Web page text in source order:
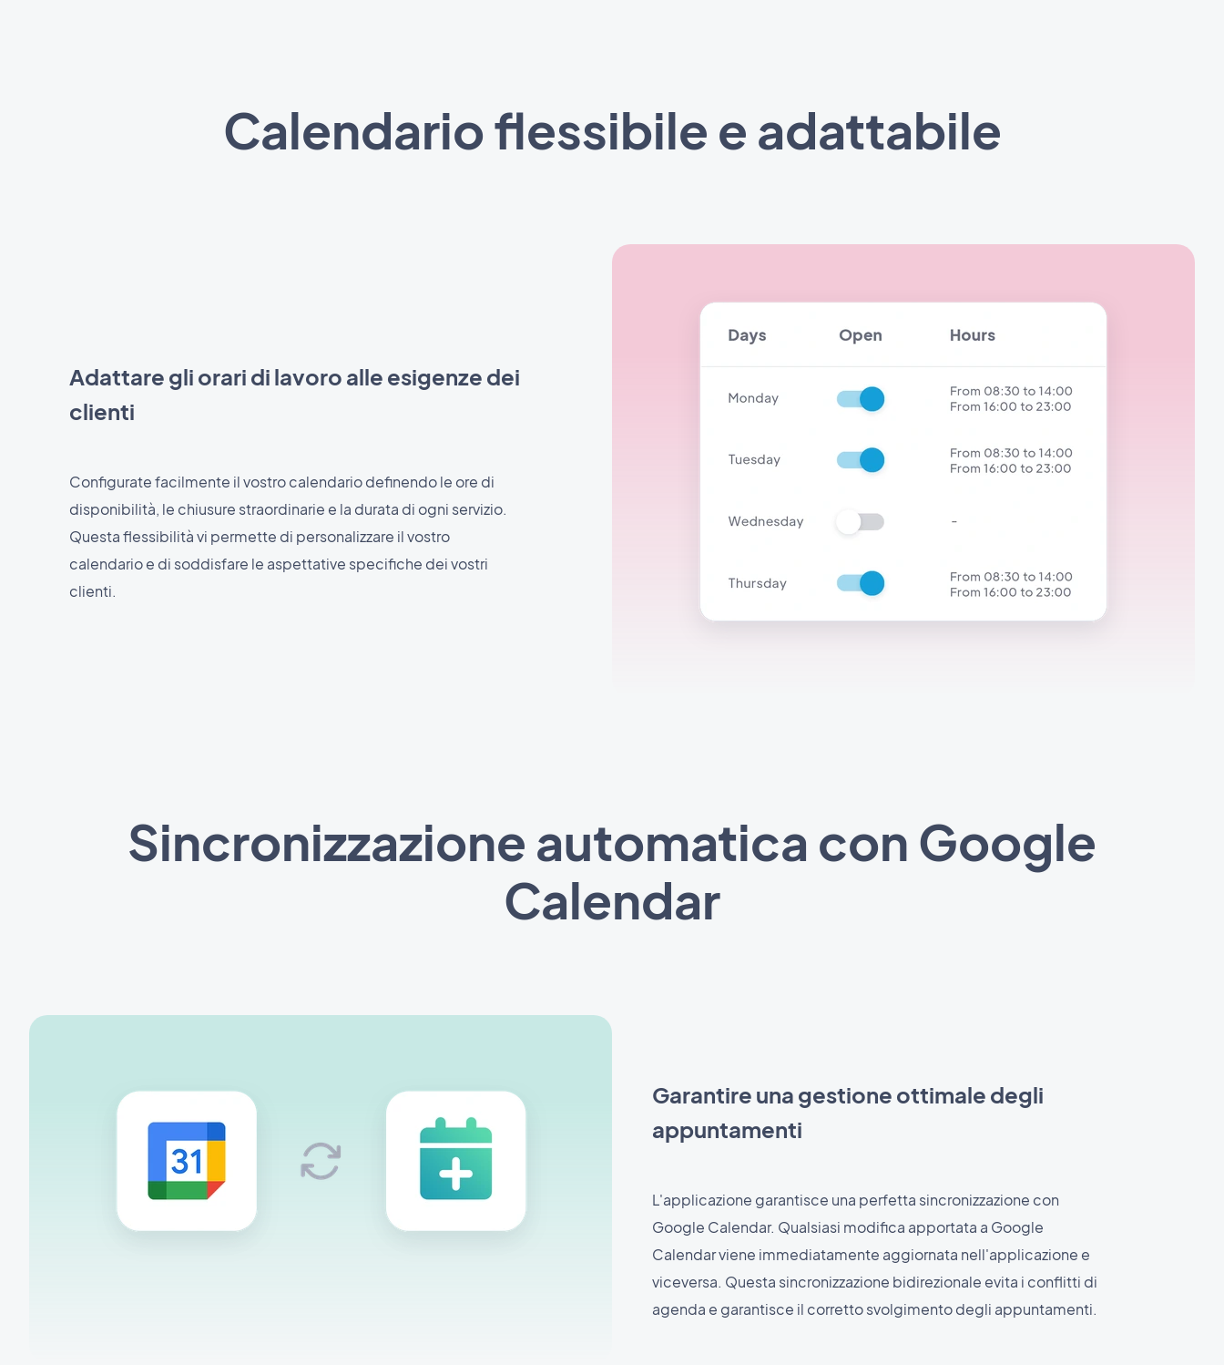
Calendario flessibile e adattabile
Adattare gli orari di lavoro alle esigenze dei
clienti
Configurate facilmente il vostro calendario definendo le ore di
disponibilità, le chiusure straordinarie e la durata di ogni servizio.
Questa flessibilità vi permette di personalizzare il vostro
calendario e di soddisfare le aspettative specifiche dei vostri
clienti.
Sincronizzazione automatica con Google
Calendar
Garantire una gestione ottimale degli
appuntamenti
L'applicazione garantisce una perfetta sincronizzazione con
Google Calendar. Qualsiasi modifica apportata a Google
Calendar viene immediatamente aggiornata nell'applicazione e
viceversa. Questa sincronizzazione bidirezionale evita i conflitti di
agenda e garantisce il corretto svolgimento degli appuntamenti.